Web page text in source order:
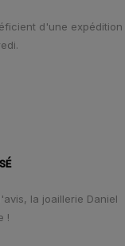
d'une expédition
la joaillerie Daniel
!